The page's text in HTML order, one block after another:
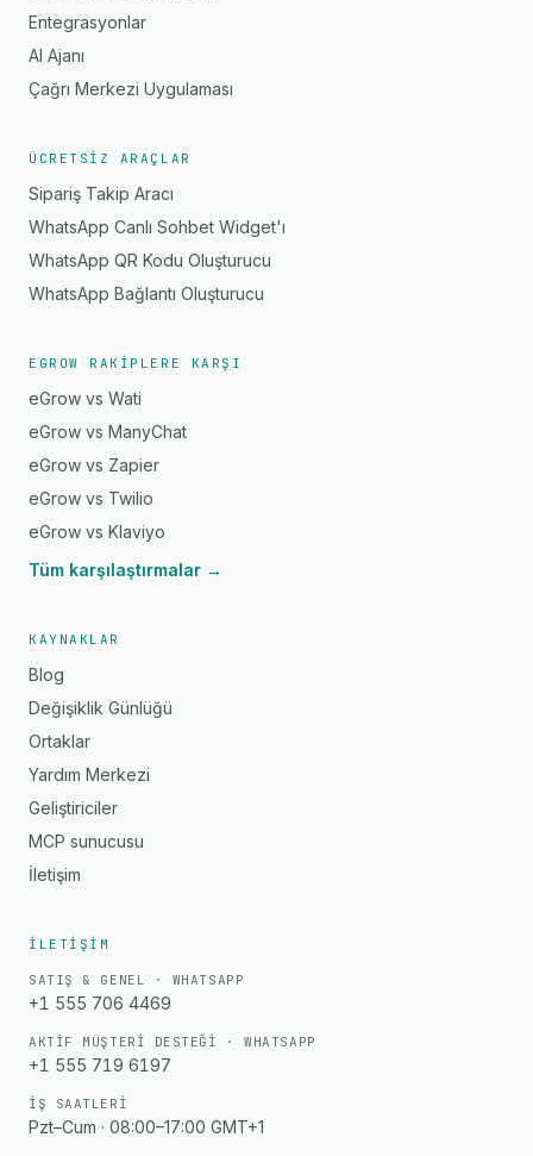
Entegrasyonlar
AI Ajanı
Çağrı Merkezi Uygulaması
ÜCRETSIZ ARAÇLAR
Sipariş Takip Aracı
WhatsApp Canlı Sohbet Widget'ı
WhatsApp QR Kodu Oluşturucu
WhatsApp Bağlantı Oluşturucu
EGROW RAKIPLERE KARŞI
eGrow vs Wati
eGrow vs ManyChat
eGrow vs Zapier
eGrow vs Twilio
eGrow vs Klaviyo
Tüm karşılaştırmalar →
KAYNAKLAR
Blog
Değişiklik Günlüğü
Ortaklar
Yardım Merkezi
Geliştiriciler
MCP sunucusu
İletişim
İLETIŞIM
SATIŞ & GENEL · WHATSAPP
+1 555 706 4469
AKTIF MÜŞTERI DESTEĞI · WHATSAPP
+1 555 719 6197
İŞ SAATLERI
Pzt–Cum · 08:00–17:00 GMT+1